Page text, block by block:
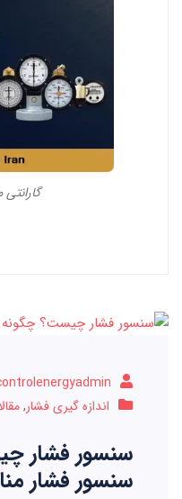
اندازه گیری فشار,
سنسور فشار
سنسور فشار